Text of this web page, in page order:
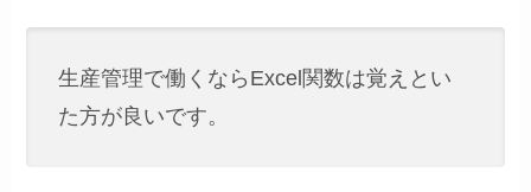
生産管理で働くならExcel関数は覚えとい
た方が良いです。